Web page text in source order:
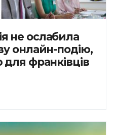
не ослабила
онлайн-подію,
для франківців